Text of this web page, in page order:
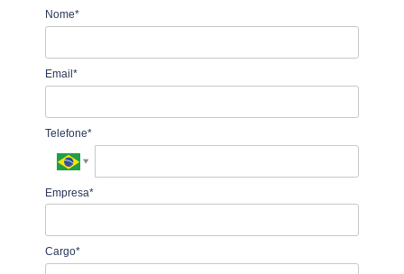
Nome*
Email*
Telefone*
Empresa*
Cargo*